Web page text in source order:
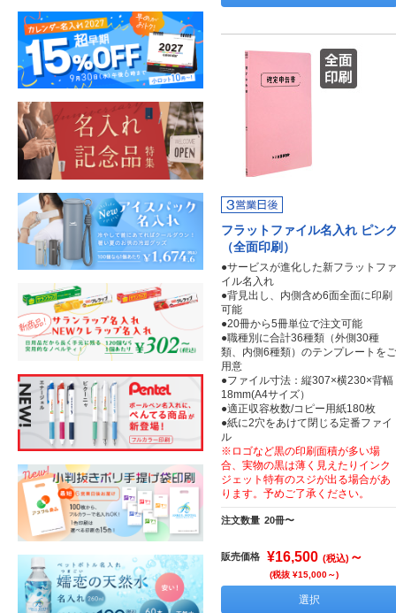
フラットファイル名入れ ピン
（全面印刷）
●サービスが進化した新フラットファ
イル名入れ
●背見出し、内側含め6面全面に印刷
可能
●20冊から5冊単位で注文可能
●職種別に合計36種類（外側30種
類、内側6種類）のテンプレートをご
用意
●ファイル寸法：縦307×横230×背幅
18mm(A4サイズ）
●適正収容枚数/コピー用紙180枚
●紙に2穴をあけて閉じる定番ファイ
ル
※ロゴなど黒の印刷面積が多い場
合、実物の黒は薄く見えたりインク
ジェット特有のスジが出る場合があ
ります。予めご了承ください。
注文数量 20冊〜
販売価格 ¥16,500 (税込) ～
(税抜 ¥15,000～)
選択